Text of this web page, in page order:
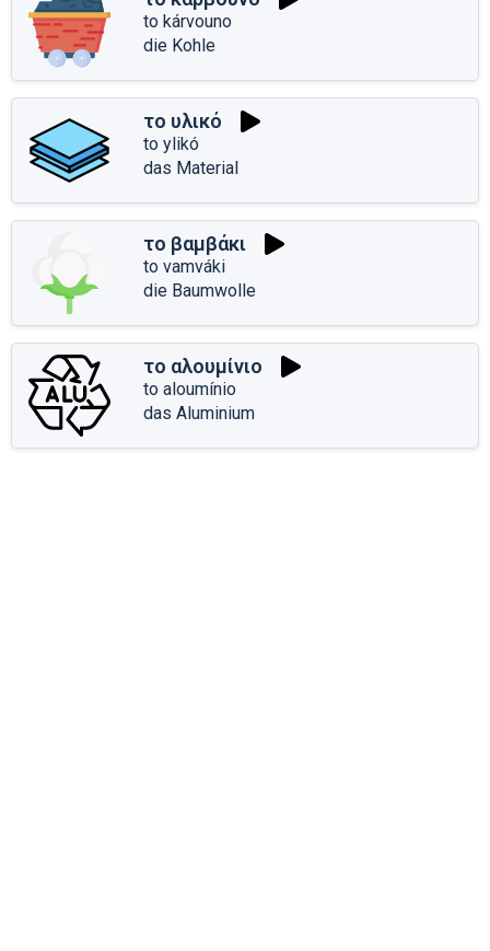
to kárvouno
die Kohle
το υλικό
to ylikó
das Material
το βαμβάκι
to vamváki
die Baumwolle
το αλουμίνιο
to aloumínio
das Aluminium